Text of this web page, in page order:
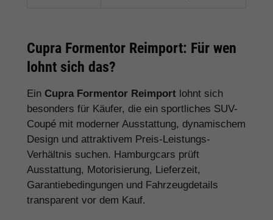
Cupra Formentor Reimport: Für wen
lohnt sich das?
Ein Cupra Formentor Reimport lohnt sich
besonders für Käufer, die ein sportliches SUV-
Coupé mit moderner Ausstattung, dynamischem
Design und attraktivem Preis-Leistungs-
Verhältnis suchen. Hamburgcars prüft
Ausstattung, Motorisierung, Lieferzeit,
Garantiebedingungen und Fahrzeugdetails
transparent vor dem Kauf.